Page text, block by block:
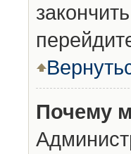
Почему